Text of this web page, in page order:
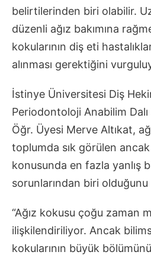
belirtilerinden biri olabilir.
düzenli ağız bakımına
kokularının diş eti
alınması gerektiğini
İstinye Üniversitesi Diş
Periodontoloji Anabilim
Öğr. Üyesi Merve Altıkat,
toplumda sık görülen
konusunda en fazla yanlış
sorunlarından biri
“Ağız kokusu çoğu zaman
ilişkilendiriliyor. Ancak
kokularının büyük